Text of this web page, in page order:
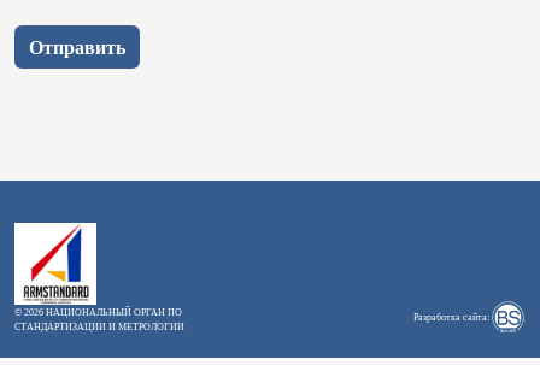
Отправить
© 2026 НАЦИОНАЛЬНЫЙ ОРГАН ПО
СТАНДАРТИЗАЦИИ И МЕТРОЛОГИИ
Разработка сайта: